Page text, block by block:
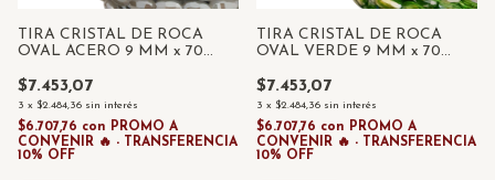
TIRA CRISTAL DE ROCA
OVAL ACERO 9 MM x 70
$7.453,07
3 x $2.484,36 sin interés
$6.707,76 con PROMO A
CONVENIR 🔥 - TRANSFERENCIA
10% OFF
TIRA CRISTAL DE ROCA
OVAL VERDE 9 MM x 70
$7.453,07
3 x $2.484,36 sin interés
$6.707,76 con PROMO A
CONVENIR 🔥 - TRANSFERENCIA
10% OFF